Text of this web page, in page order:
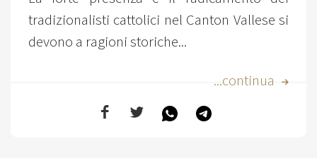
tradizionalisti cattolici nel Canton Vallese si
devono a ragioni storiche...
...continua